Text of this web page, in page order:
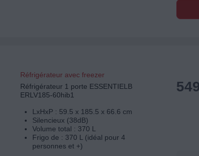
Réfrigérateur avec freezer
Réfrigérateur 1 porte ESSENTIELB
ERLV185-60hib1
LxHxP : 59.5 x 185.5 x 66.6 cm
Silencieux (38dB)
Volume total : 370 L
Frigo de : 370 L (idéal pour 4
personnes et +)